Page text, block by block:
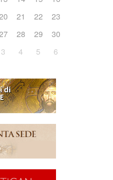
21 22
23
28 29
30
3 4 5 6